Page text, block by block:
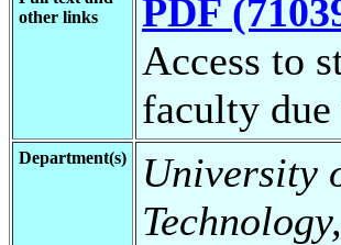
other links
PDF
Access to
faculty
Department(s)
University